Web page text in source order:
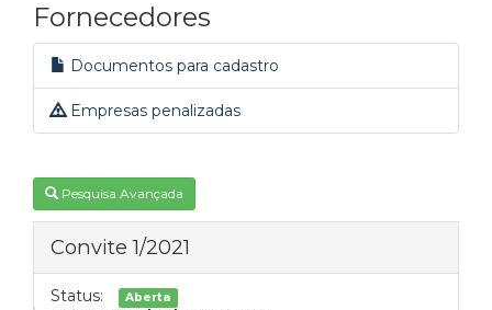
Fornecedores
Documentos para cadastro
Empresas penalizadas
Pesquisa Avançada
Convite 1/2021
Status: Aberta